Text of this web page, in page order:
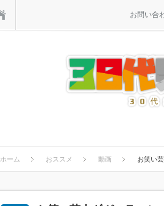
お問い合
ホーム おススメ 動画 お笑い